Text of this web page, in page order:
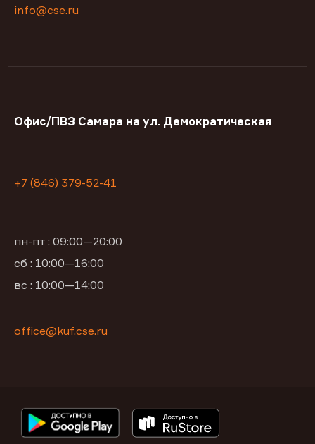
info@cse.ru
Офис/ПВЗ Самара на ул. Демократическая
+7 (846) 379-52-41
пн-пт : 09:00—20:00
сб : 10:00—16:00
вс : 10:00—14:00
office@kuf.cse.ru